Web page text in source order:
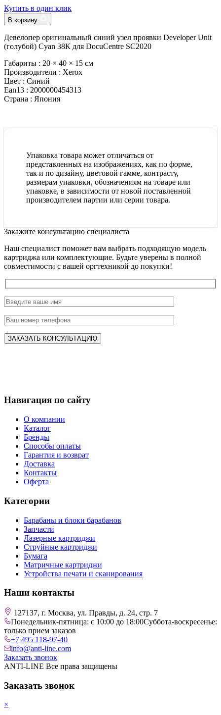
Купить в один клик
В корзину
Девелопер оригинальный синий узел проявки Developer Unit
(голубой) Cyan 38К для DocuCentre SC2020
Габариты : 20 × 40 × 15 см
Производители : Xerox
Цвет : Синий
Ean13 : 2000000454313
Страна : Япония
Упаковка товара может отличаться от
представленных на изображениях, как по форме,
так и по дизайну, цветовой гамме, контрасту,
размерам упаковки, обозначениям на товаре или
упаковке, в зависимости от новой поставленной
производителем партии или серии товара.
Закажите консультацию специалиста
Наш специалист поможет вам выбрать подходящую модель
картриджа или комплектующие. Будьте уверены в полной
совместимости с вашей оргтехникой до покупки!
Навигация по сайту
О компании
Каталог
Бренды
Способы оплаты
Гарантия и возврат
Доставка
Контакты
Оферта
Категории
Барабаны и блоки барабанов
Запчасти
Лазерные картриджи
Струйные картриджи
Бумага
Матричные картриджи
Устройства печати и сканирования
Наши контакты
127137, г. Москва, ул. Правды, д. 24, стр. 7
Понедельник-пятница: с 10:00 до 18:00Суббота-воскресенье:
только прием заказов
+7 495 118-97-40
info@anti-line.com
Заказать звонок
ANTI-LINE Все права защищены
Заказать звонок
×